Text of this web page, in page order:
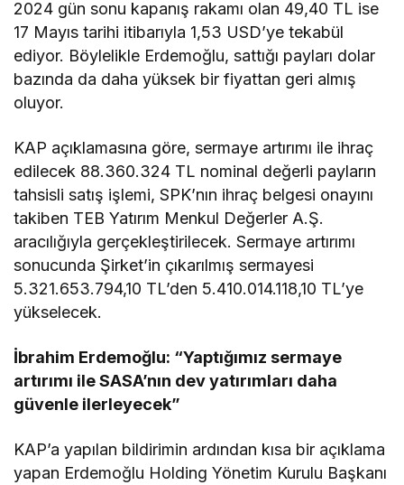
2024 gün sonu kapanış rakamı olan 49,40 TL ise
17 Mayıs tarihi itibarıyla 1,53 USD’ye tekabül
ediyor. Böylelikle Erdemoğlu, sattığı payları dolar
bazında da daha yüksek bir fiyattan geri almış
oluyor.
KAP açıklamasına göre, sermaye artırımı ile ihraç
edilecek 88.360.324 TL nominal değerli payların
tahsisli satış işlemi, SPK’nın ihraç belgesi onayını
takiben TEB Yatırım Menkul Değerler A.Ş.
aracılığıyla gerçekleştirilecek. Sermaye artırımı
sonucunda Şirket’in çıkarılmış sermayesi
5.321.653.794,10 TL’den 5.410.014.118,10 TL’ye
yükselecek.
İbrahim Erdemoğlu: “Yaptığımız sermaye
artırımı ile SASA’nın dev yatırımları daha
güvenle ilerleyecek”
KAP’a yapılan bildirimin ardından kısa bir açıklama
yapan Erdemoğlu Holding Yönetim Kurulu Başkanı